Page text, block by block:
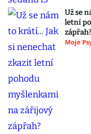
Už se
letní
zápřah?
Moje